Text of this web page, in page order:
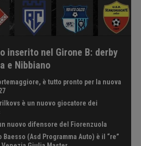
inserito nel Girone B: derby
e Nibbiano
è tutto pronto per la nuova
è un nuovo giocatore dei
nuovo difensore del Fiorenzuola
Baesso (Asd Programma Auto) è il “re”